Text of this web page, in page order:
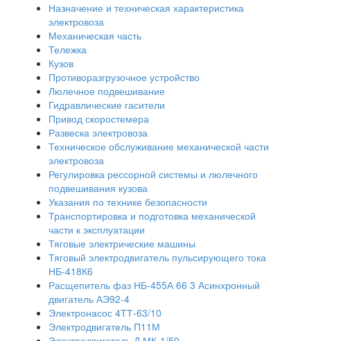
Назначение и техническая характеристика
электровоза
Механическая часть
Тележка
Кузов
Противоразгрузочное устройство
Люлечное подвешивание
Гидравлические гасители
Привод скоростемера
Развеска электровоза
Техническое обслуживание механической части
электровоза
Регулировка рессорной системы и люлечного
подвешивания кузова
Указания по технике безопасности
Транспортировка и подготовка механической
части к эксплуатации
Тяговые электрические машины
Тяговый электродвигатель пульсирующего тока
НБ-418К6
Расщепитель фаз НБ-455А 66 3 Асинхронный
двигатель АЭ92-4
Электронасос 4ТТ-63/10
Электродвигатель П11М